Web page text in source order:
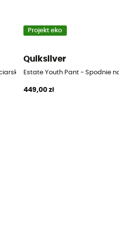
dziecięce
Projekt eko
Quiksilver
Estate Youth Pant - Spodnie
449,00 zł